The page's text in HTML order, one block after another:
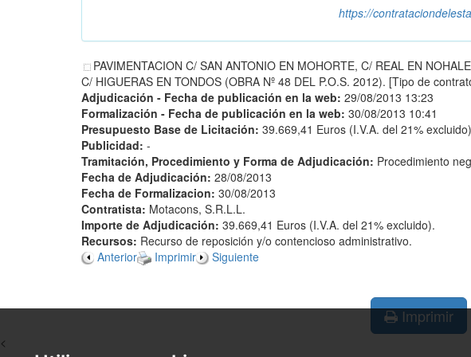
https://
PAVIMENTACION C/ SAN ANTONIO EN MOHORTE, C/ REAL EN
C/ HIGUERAS EN TONDOS (OBRA Nº 48 DEL P.O.S. 2012). [Tipo de
Adjudicación - Fecha de publicación en la web: 29/08/2013 13:23
Formalización - Fecha de publicación en la web: 30/08/2013 10:41
Presupuesto Base de Licitación: 39.669,41 Euros (I.V.A. del 21%
Publicidad: -
Tramitación, Procedimiento y Forma de Adjudicación: Procedimiento
Fecha de Adjudicación: 28/08/2013
Fecha de Formalizacion: 30/08/2013
Contratista: Motacons, S.R.L.L.
Importe de Adjudicación: 39.669,41 Euros (I.V.A. del 21% excluido).
Recursos: Recurso de reposición y/o contencioso administrativo.
Anterior
Imprimir Siguiente
Imprimir
<